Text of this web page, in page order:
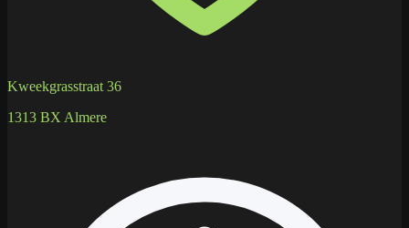
Kweekgrasstraat 36
1313 BX Almere